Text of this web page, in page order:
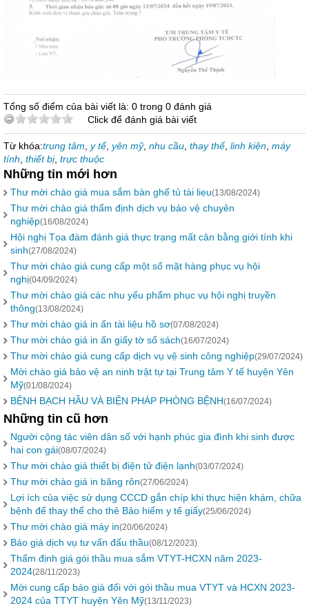
Tổng số điểm của bài viết là: 0 trong 0 đánh giá
Click để đánh giá bài viết
Từ khóa:trung tâm y tế, yên mỹ, nhu cầu thay thế, linh kiện máy
tính thiết bị, trực thuộc
Những tin mới hơn
Thư mời chào giá mua sắm bàn ghế tủ tài liẹu(13/08/2024)
Thư mời chào giá thẩm định dịch vụ bảo vệ chuyên
nghiệp(16/08/2024)
Hội nghị Tọa đàm đánh giá thực trạng mất cân bằng giới tính khi
sinh(27/08/2024)
Thư mời chào giá cung cấp một số mặt hàng phục vụ hội
nghị(04/09/2024)
Thư mời chào giá các nhu yếu phẩm phục vụ hội nghị truyền
thông(13/08/2024)
Thư mời chào giá in ấn tài liệu hồ sơ(07/08/2024)
Thư mời chào giá in ấn giấy tờ sổ sách(16/07/2024)
Thư mời chào giá cung cấp dịch vụ vệ sinh công nghiệp(29/07/2024)
Mời chào giá bảo vệ an ninh trật tự tại Trung tâm Y tế huyện Yên
Mỹ(01/08/2024)
BỆNH BẠCH HẦU VÀ BIỆN PHÁP PHÒNG BỆNH(16/07/2024)
Những tin cũ hơn
Người cộng tác viên dân số với hạnh phúc gia đình khi sinh được
hai con gái(08/07/2024)
Thư mời chào giá thiết bị điện tử điện lạnh(03/07/2024)
Thư mời chào giá in băng rôn(27/06/2024)
Lợi ích của việc sử dụng CCCD gắn chíp khi thực hiện khám, chữa
bệnh để thay thế cho thẻ Bảo hiểm y tế giấy(25/06/2024)
Thư mời chào giá máy in(20/06/2024)
Báo giá dịch vụ tư vấn đấu thầu(08/12/2023)
Thẩm định giá gói thầu mua sắm VTYT-HCXN năm 2023-
2024(28/11/2023)
Mời cung cấp báo giá đối với gói thầu mua VTYT và HCXN 2023-
2024 của TTYT huyện Yên Mỹ(13/11/2023)